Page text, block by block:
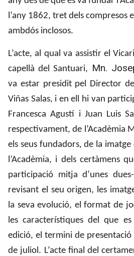
l’any 1862, tret dels compresos
ambdós inclosos.
L’acte, al qual va assistir el
capellà del Santuari, Mn.
va estar presidit pel Director de
Viñas Salas, i en ell hi van
Francesca Agustí i Juan Luis
respectivament, de l’Acadèmia
els seus fundadors, de la
l’Acadèmia, i dels certàmens
participació mitja d’unes
revisant el seu origen, les
la seva evolució, el format de
les característiques del que
edició, el termini de presentació
de juliol. L’acte final del